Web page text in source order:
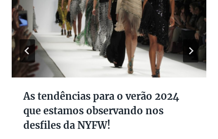
As tendências para o verão 2024
que estamos observando nos
desfiles da NYFW!